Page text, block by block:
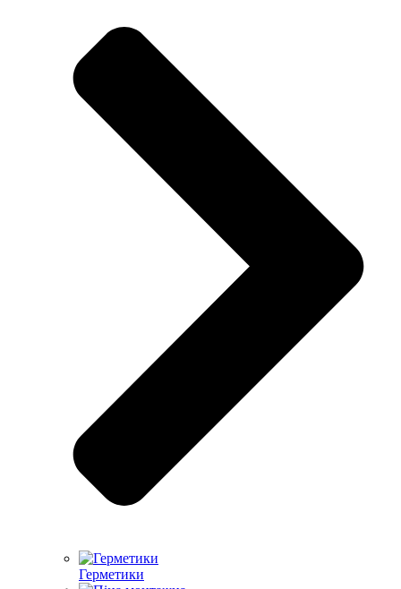
Герметики